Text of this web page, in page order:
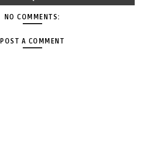
NO COMMENTS:
POST A COMMENT